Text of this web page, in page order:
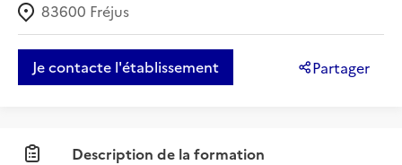
83600 Fréjus
Je contacte l'établissement Partager
Description de la formation